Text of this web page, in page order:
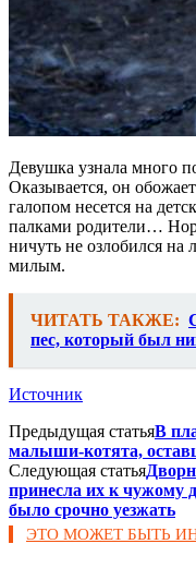
Девушка узнала много
Оказывается, он
галопом несется на
палками родители…
ничуть не озлобился на
милым.
ЧИТАТЬ ТАКЖЕ:
пес, который был
Источник
Предыдущая статьяВ
малыши-котята,
Следующая статья
принесла их к чужому
было срочно уезжать
ЭТО МОЖЕТ БЫТЬ